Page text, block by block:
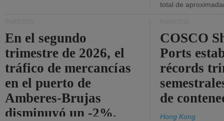
total de
En el segundo
trimestre de 2026, el
tráfico de mercancías
en el puerto de
Amberes-Brujas
disminuyó un -2%.
COSCO
Ports
récords
de
Hong Kong